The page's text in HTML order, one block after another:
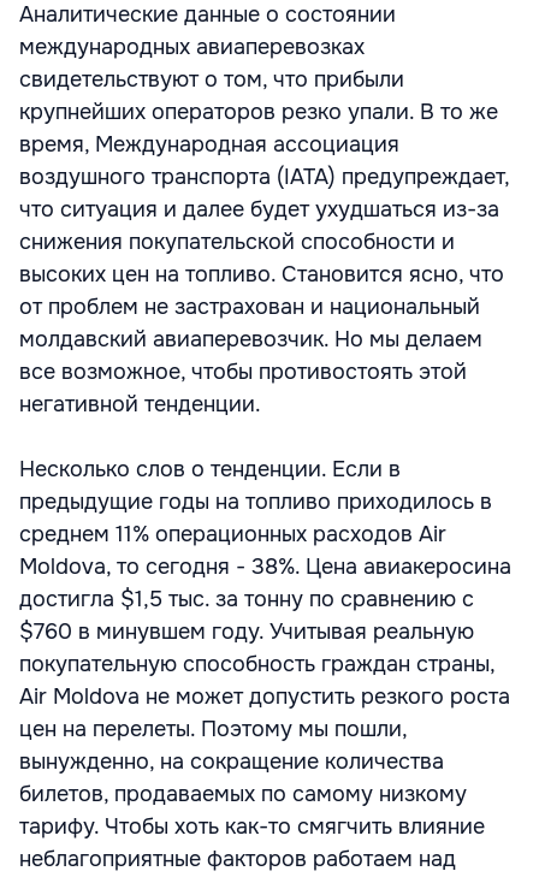
Аналитические данные о состоянии
международных авиаперевозках
свидетельствуют о том, что прибыли
крупнейших операторов резко упали. В то же
время, Международная ассоциация
воздушного транспорта (IATA) предупреждает,
что ситуация и далее будет ухудшаться из-за
снижения покупательской способности и
высоких цен на топливо. Становится ясно, что
от проблем не застрахован и национальный
молдавский авиаперевозчик. Но мы делаем
все возможное, чтобы противостоять этой
негативной тенденции.
Несколько слов о тенденции. Если в
предыдущие годы на топливо приходилось в
среднем 11% операционных расходов Air
Moldova, то сегодня - 38%. Цена авиакеросина
достигла $1,5 тыс. за тонну по сравнению с
$760 в минувшем году. Учитывая реальную
покупательную способность граждан страны,
Air Moldova не может допустить резкого роста
цен на перелеты. Поэтому мы пошли,
вынужденно, на сокращение количества
билетов, продаваемых по самому низкому
тарифу. Чтобы хоть как-то смягчить влияние
неблагоприятные факторов работаем над